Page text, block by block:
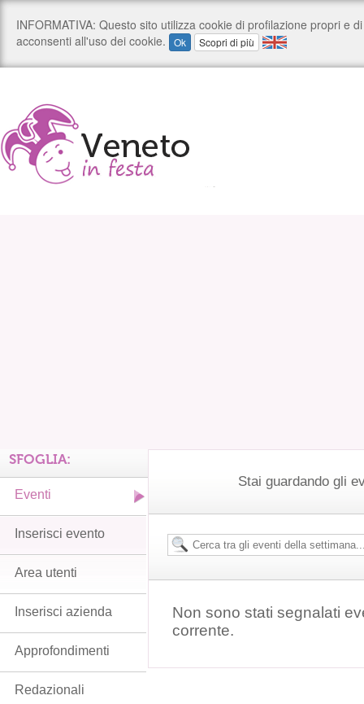
Stai guardando gli
Non sono stati segnalati
corrente.
SFOGLIA:
Eventi
Inserisci evento
Area utenti
Inserisci azienda
Approfondimenti
Redazionali